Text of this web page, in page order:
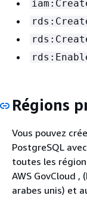
Régions
Vous pouvez
PostgreSQL
toutes les
AWS GovCloud
arabes unis) et